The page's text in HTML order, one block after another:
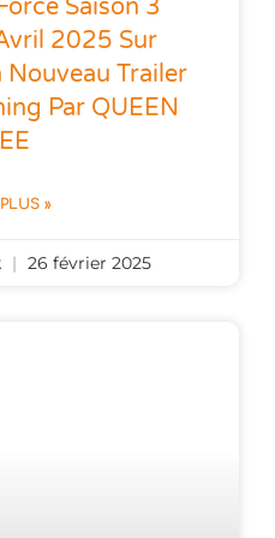
Saison 3
2025 Sur
Trailer
Par QUEEN
»
26 février 2025